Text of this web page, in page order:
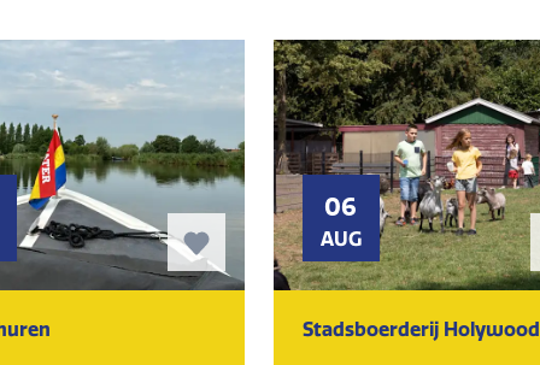
06
AUG
Stadsboerderij Holywood